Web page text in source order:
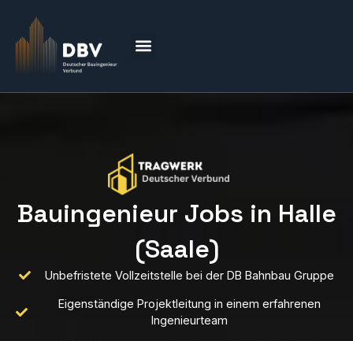
Bauingenieur Jobs in Halle
(Saale)
Unbefristete Vollzeitstelle bei der DB Bahnbau Gruppe
Eigenständige Projektleitung in einem erfahrenen
Ingenieurteam